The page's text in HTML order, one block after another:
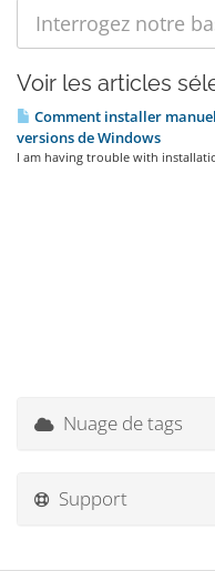
Voir les articles
Comment installer
versions de Windows
I am having trouble with
Nuage de tags
Support